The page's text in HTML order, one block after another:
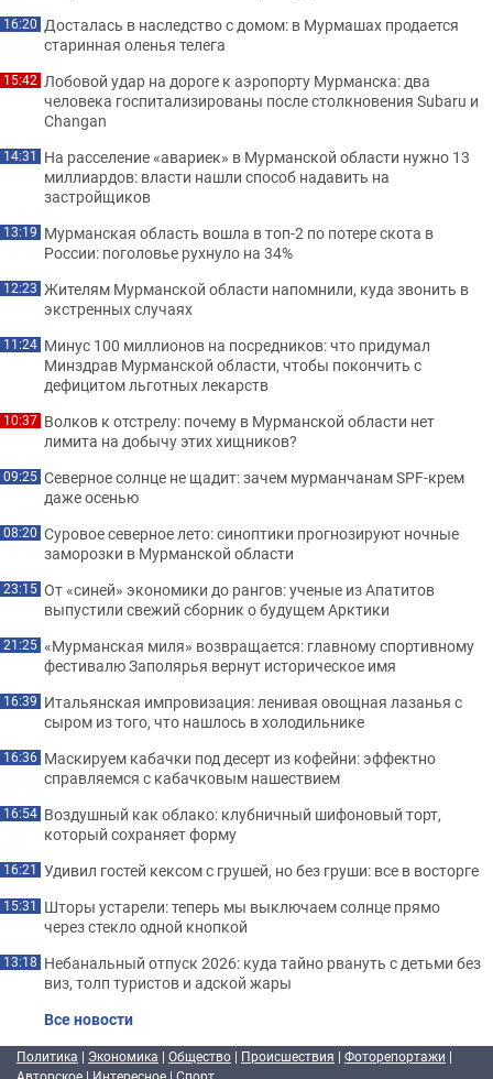
16:20 Досталась в наследство с домом: в Мурмашах продается
старинная оленья телега
15:42 Лобовой удар на дороге к аэропорту Мурманска: два
человека госпитализированы после столкновения Subaru и
Changan
14:31 На расселение «авариек» в Мурманской области нужно 13
миллиардов: власти нашли способ надавить на
застройщиков
13:19 Мурманская область вошла в топ-2 по потере скота в
России: поголовье рухнуло на 34%
12:23 Жителям Мурманской области напомнили, куда звонить в
экстренных случаях
11:24 Минус 100 миллионов на посредников: что придумал
Минздрав Мурманской области, чтобы покончить с
дефицитом льготных лекарств
10:37 Волков к отстрелу: почему в Мурманской области нет
лимита на добычу этих хищников?
09:25 Северное солнце не щадит: зачем мурманчанам SPF-крем
даже осенью
08:20 Суровое северное лето: синоптики прогнозируют ночные
заморозки в Мурманской области
23:15 От «синей» экономики до рангов: ученые из Апатитов
выпустили свежий сборник о будущем Арктики
21:25 «Мурманская миля» возвращается: главному спортивному
фестивалю Заполярья вернут историческое имя
16:39 Итальянская импровизация: ленивая овощная лазанья с
сыром из того, что нашлось в холодильнике
16:36 Маскируем кабачки под десерт из кофейни: эффектно
справляемся с кабачковым нашествием
16:54 Воздушный как облако: клубничный шифоновый торт,
который сохраняет форму
16:21 Удивил гостей кексом с грушей, но без груши: все в восторге
15:31 Шторы устарели: теперь мы выключаем солнце прямо
через стекло одной кнопкой
13:18 Небанальный отпуск 2026: куда тайно рвануть с детьми без
виз, толп туристов и адской жары
Все новости
Политика | Экономика | Общество | Происшествия | Фоторепортажи |